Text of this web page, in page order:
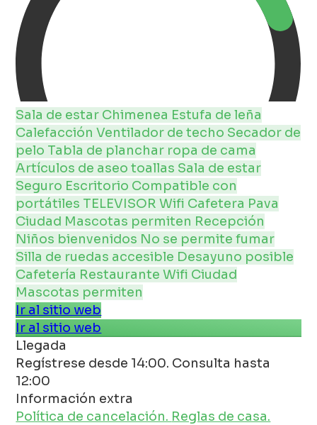
Sala de estar Chimenea Estufa de leña
CalefacciónVentilador de techo Secador de
pelo Tabla de planchar ropa de cama
Artículos de aseotoallas Sala de estar
Seguro Escritorio Compatible con
portátiles TELEVISORWifi Cafetera Pava
Ciudad Mascotas permiten Recepción
Niños bienvenidos No se permite fumar
Silla de ruedas accesible Desayuno posible
Cafetería RestauranteWifi Ciudad
Mascotas permiten
Ir al sitio web
Ir al sitio web
Llegada
Regístrese desde 14:00. Consulta hasta
12:00
Información extra
Política de cancelación. Reglas de casa.